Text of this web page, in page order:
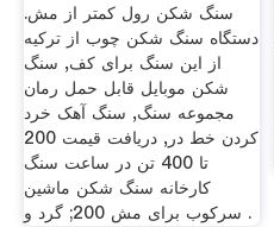
سنگ شکن رول کمتر از مش.
دستگاه سنگ شکن چوب از ترکیه
از این سنگ برای کف, سنگ
شکن موبایل قابل حمل رمان
مجموعه سنگ, سنگ آهک خرد
کردن خط در, دریافت قیمت 200
تا 400 تن در ساعت سنگ
کارخانه سنگ شکن ماشین
سرکوب برای مش 200; گرد و .